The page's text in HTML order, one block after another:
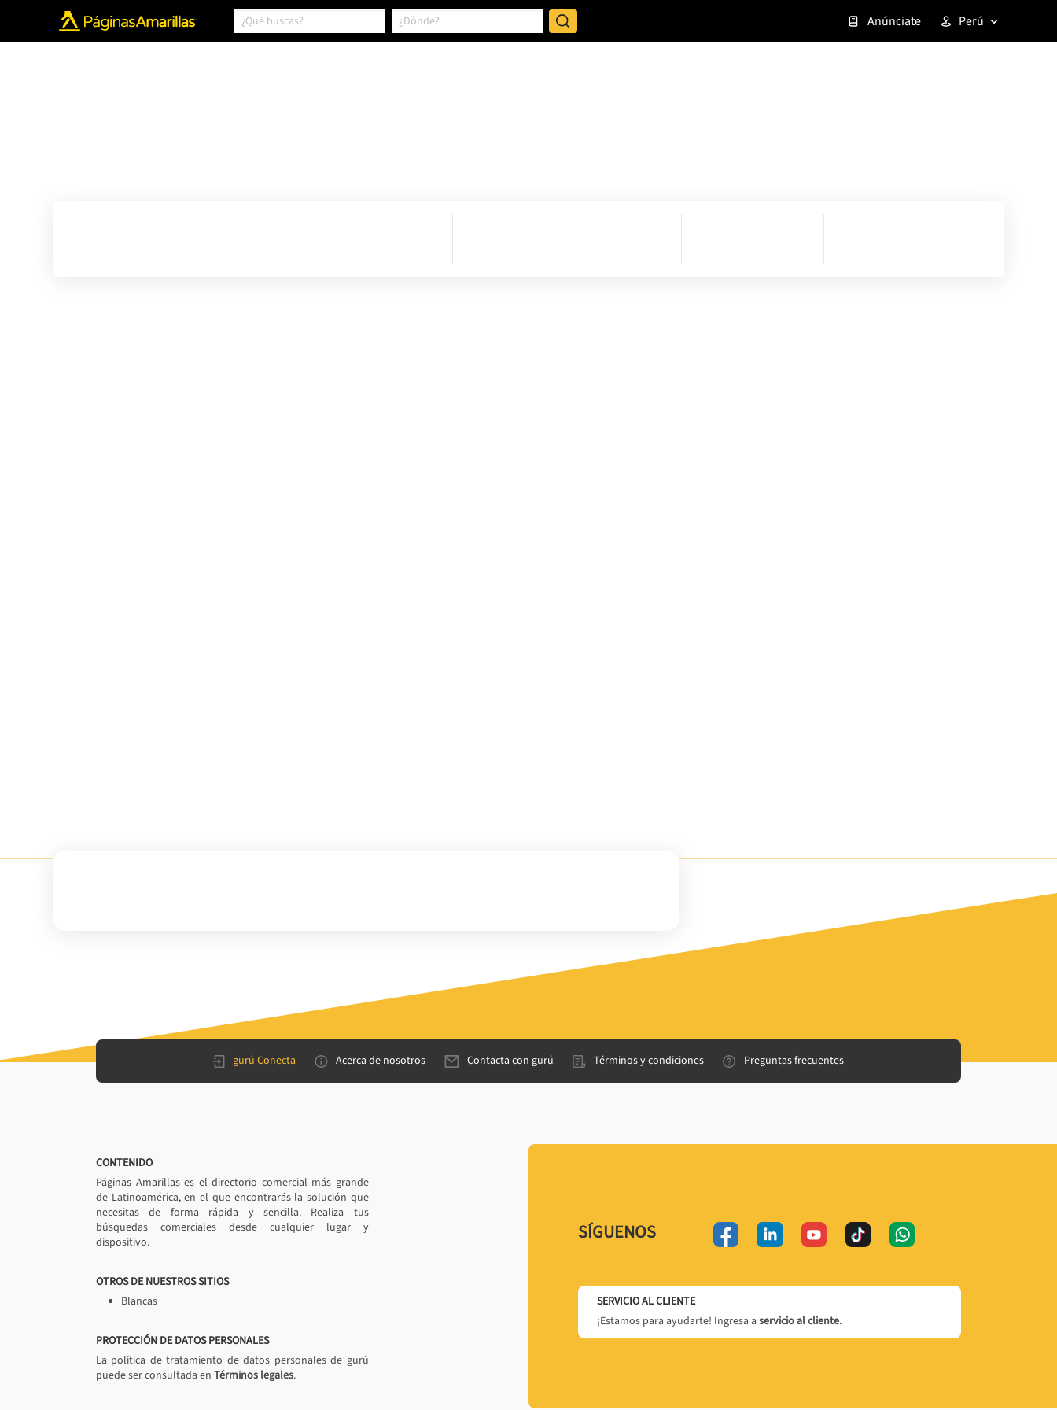
Anúnciate Perú
gurú Conecta Acerca de nosotros Contacta con gurú Términos y condiciones Preguntas frecuentes
CONTENIDO
Páginas Amarillas es el directorio comercial más grande
de Latinoamérica, en el que encontrarás la solución que
necesitas de forma rápida y sencilla. Realiza tus
búsquedas comerciales desde cualquier lugar y
dispositivo.
OTROS DE NUESTROS SITIOS
Blancas
PROTECCIÓN DE DATOS PERSONALES
La política de tratamiento de datos personales de gurú
puede ser consultada en Términos legales.
SÍGUENOS
SERVICIO AL CLIENTE
¡Estamos para ayudarte! Ingresa a servicio al cliente.